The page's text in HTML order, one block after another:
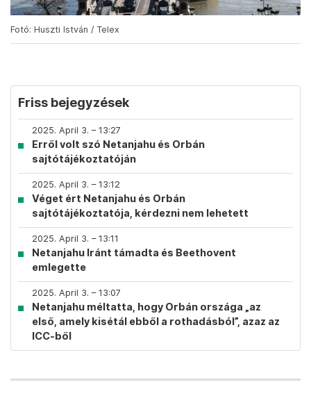
Fotó: Huszti István / Telex
Friss bejegyzések
2025. April 3. – 13:27
Erről volt szó Netanjahu és Orbán
sajtótájékoztatóján
2025. April 3. – 13:12
Véget ért Netanjahu és Orbán
sajtótájékoztatója, kérdezni nem lehetett
2025. April 3. – 13:11
Netanjahu Iránt támadta és Beethovent
emlegette
2025. April 3. – 13:07
Netanjahu méltatta, hogy Orbán országa „az
első, amely kisétál ebből a rothadásból”, azaz az
ICC-ből